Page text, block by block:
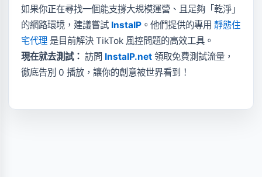
如果你正在尋找一個能支撐大規模運營、且足夠「乾淨」
的網路環境，建議嘗試 InstaIP 。他們提供的專用 靜態住
宅代理 是目前解決 TikTok 風控問題的高效工具。
現在就去測試： 訪問 InstaIP.net 領取免費測試流量，
徹底告別 0 播放，讓你的創意被世界看到！